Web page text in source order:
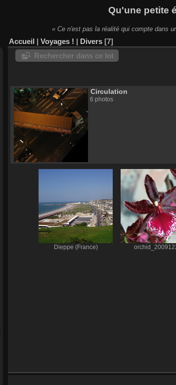
Qu'une petite
« Ce n'est pas la réalité qui compte dans
Accueil | Voyages ! | Divers 7
Rechercher dans ce lot
Circulation
6 photos
Dieppe (France)